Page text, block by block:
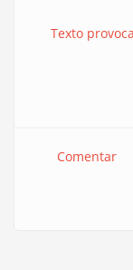
Texto
Comentar